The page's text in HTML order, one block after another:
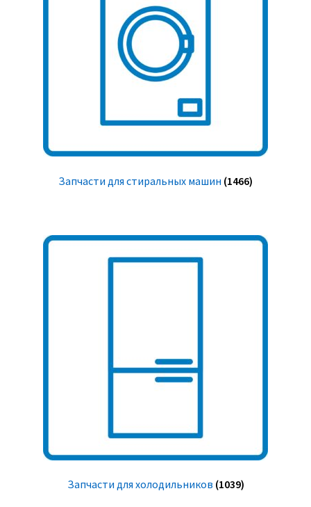
Запчасти для стиральных машин (1466)
Запчасти для холодильников (1039)